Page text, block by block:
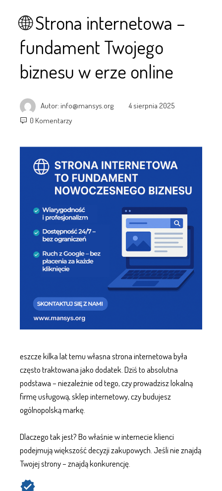
🌐 Strona internetowa –
fundament Twojego
biznesu w erze online
Autor: info@mansys.org
4 sierpnia 2025
0 Komentarzy
eszcze kilka lat temu własnastrona internetowabyła
często traktowana jako dodatek. Dziś to absolutna
podstawa – niezależnie od tego, czy prowadzisz lokalną
firmę usługową,sklep internetowy, czy budujesz
ogólnopolską markę.
Dlaczego tak jest? Bo właśnie w internecie klienci
podejmują większość decyzji zakupowych. Jeśli nie znajdą
Twojej strony – znajdą konkurencję.